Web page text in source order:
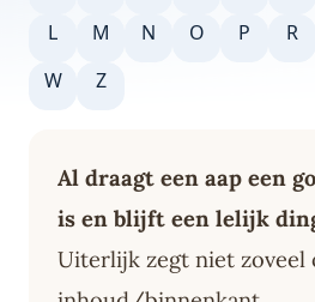
L
M N O P R
W
Z
Al draagt een aap een
is en blijft een lelijk
Uiterlijk zegt niet zoveel